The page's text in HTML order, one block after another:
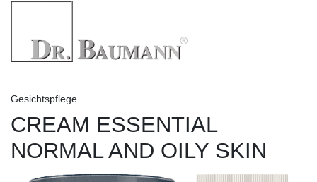
Gesichtspflege
CREAM ESSENTIAL
NORMAL AND OILY SKIN